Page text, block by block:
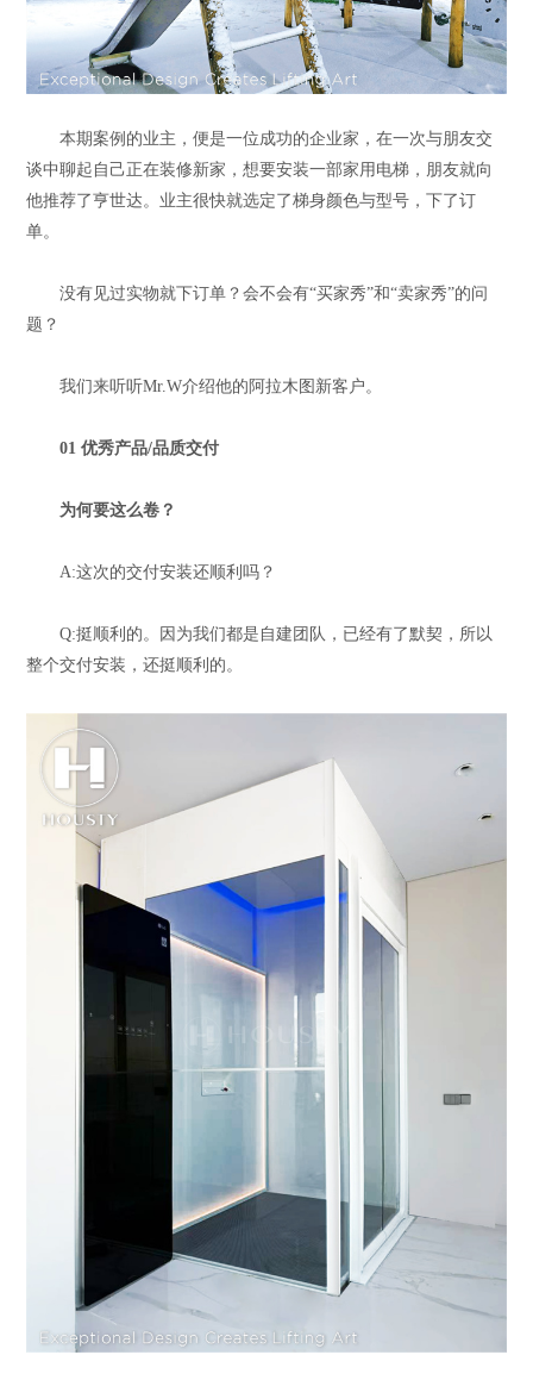
本期案例的业主，便是一位成功的企业家，在一次与朋友交
谈中聊起自己正在装修新家，想要安装一部家用电梯，朋友就向
他推荐了亨世达。业主很快就选定了梯身颜色与型号，下了订
单。
没有见过实物就下订单？会不会有“买家秀”和“卖家秀”的问
题？
我们来听听Mr.W介绍他的阿拉木图新客户。
01 优秀产品/品质交付
为何要这么卷？
A:这次的交付安装还顺利吗？
Q:挺顺利的。因为我们都是自建团队，已经有了默契，所以
整个交付安装，还挺顺利的。